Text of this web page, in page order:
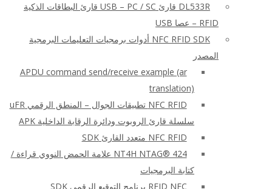
DL533R قارئ USB – PC / SC قارئ البطاقات الذكية
RFID – عصا USB
NFC RFID SDK أدوات برمجيات التعليمات البرمجية
المصدر
APDU command send/receive example (ar
translation)
NFC RFID تطبيقات الجوال – المنطق الرقمي uFR
سلسلة قارئ الروبوت ودائرة الرقابة الداخلية APK
NFC RFID متعدد القارئ SDK
NT4H NTAG® 424 علامة الحمض النووي قراءة /
كتابة البرمجيات
RFID NFC برنامج التوقيع الرقمي SDK